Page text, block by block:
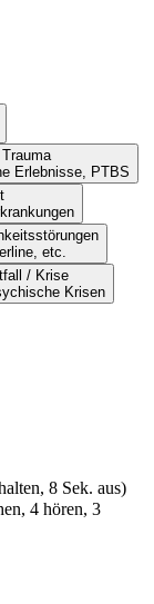
Trauma
Erlebnisse, PTBS
etc.
/ Krise
Krisen
8 Sek. aus)
4 hören, 3